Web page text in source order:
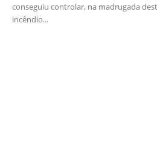
conseguiu controlar, na madrugada
incêndio...